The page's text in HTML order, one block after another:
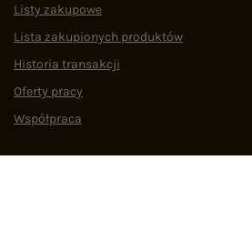
Listy zakupowe
Lista zakupionych produktów
Historia transakcji
Oferty pracy
Współpraca